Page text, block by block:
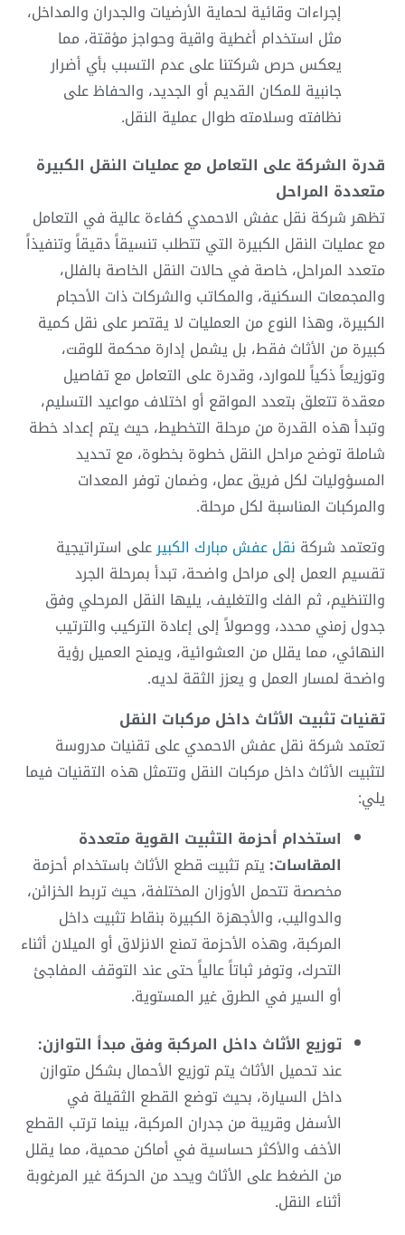
إجراءات وقائية لحماية الأرضيات والجدران والمداخل،
مثل استخدام أغطية واقية وحواجز مؤقتة، مما
يعكس حرص شركتنا على عدم التسبب بأي أضرار
جانبية للمكان القديم أو الجديد، والحفاظ على
نظافته وسلامته طوال عملية النقل.
قدرة الشركة على التعامل مع عمليات النقل الكبيرة
متعددة المراحل
تظهر شركة نقل عفش الاحمدي كفاءة عالية في التعامل
مع عمليات النقل الكبيرة التي تتطلب تنسيقاً دقيقاً وتنفيذاً
متعدد المراحل، خاصة في حالات النقل الخاصة بالفلل،
والمجمعات السكنية، والمكاتب والشركات ذات الأحجام
الكبيرة، وهذا النوع من العمليات لا يقتصر على نقل كمية
كبيرة من الأثاث فقط، بل يشمل إدارة محكمة للوقت،
وتوزيعاً ذكياً للموارد، وقدرة على التعامل مع تفاصيل
معقدة تتعلق بتعدد المواقع أو اختلاف مواعيد التسليم،
وتبدأ هذه القدرة من مرحلة التخطيط، حيث يتم إعداد خطة
شاملة توضح مراحل النقل خطوة بخطوة، مع تحديد
المسؤوليات لكل فريق عمل، وضمان توفر المعدات
والمركبات المناسبة لكل مرحلة.
وتعتمد شركة نقل عفش مبارك الكبيرعلى استراتيجية
تقسيم العمل إلى مراحل واضحة، تبدأ بمرحلة الجرد
والتنظيم، ثم الفك والتغليف، يليها النقل المرحلي وفق
جدول زمني محدد، ووصولاً إلى إعادة التركيب والترتيب
النهائي، مما يقلل من العشوائية، ويمنح العميل رؤية
واضحة لمسار العمل و يعزز الثقة لديه.
تقنيات تثبيت الأثاث داخل مركبات النقل
تعتمد شركة نقل عفش الاحمديعلى تقنيات مدروسة
لتثبيت الأثاث داخل مركبات النقل وتتمثل هذه التقنيات فيما
يلي:
استخدام أحزمة التثبيت القوية متعددة
المقاسات:يتم تثبيت قطع الأثاث باستخدام أحزمة
مخصصة تتحمل الأوزان المختلفة، حيث تربط الخزائن،
والدواليب، والأجهزة الكبيرة بنقاط تثبيت داخل
المركبة، وهذه الأحزمة تمنع الانزلاق أو الميلان أثناء
التحرك، وتوفر ثباتاً عالياً حتى عند التوقف المفاجئ
أو السير في الطرق غير المستوية.
توزيع الأثاث داخل المركبة وفق مبدأ التوازن:
عند تحميل الأثاث يتم توزيع الأحمال بشكل متوازن
داخل السيارة، بحيث توضع القطع الثقيلة في
الأسفل وقريبة من جدران المركبة، بينما ترتب القطع
الأخف والأكثر حساسية في أماكن محمية، مما يقلل
من الضغط على الأثاث ويحد من الحركة غير المرغوبة
أثناء النقل.